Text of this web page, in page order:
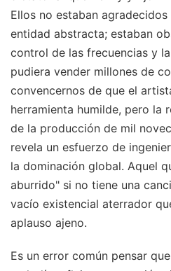
Ellos no estaban
entidad abstracta; estaban
control de las frecuencias y
pudiera vender millones de
convencernos de que el
herramienta humilde, pero la
de la producción de mil
revela un esfuerzo de
la dominación global. Aquel
aburrido" si no tiene una
vacío existencial aterrador
aplauso ajeno.
Es un error común pensar